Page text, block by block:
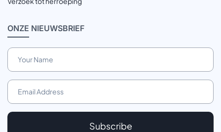
ONZE NIEUWSBRIEF
Subscribe